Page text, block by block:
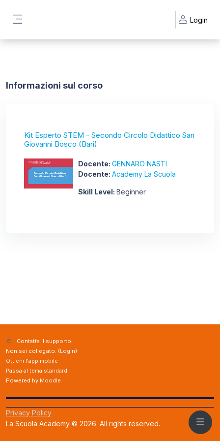
Login
Informazioni sul corso
Kit Esperto STEM - Secondo Circolo Didattico San
Giovanni Bosco (Bari)
Docente: GENNARO NASTI
Docente: Academy La Scuola
Skill Level: Beginner
Contatta il supporto
Non sei collegato. (Login)
Ottieni l'app mobile
Passa al tema standard
Powered by Moodle
Privacy Policy
La Scuola Academy © 2026. All rights reserved.